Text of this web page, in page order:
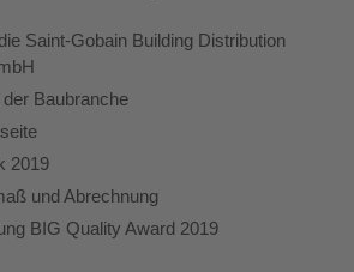
Saint-Gobain Building Distribution
Baubranche
2019
und Abrechnung
BIG Quality Award 2019